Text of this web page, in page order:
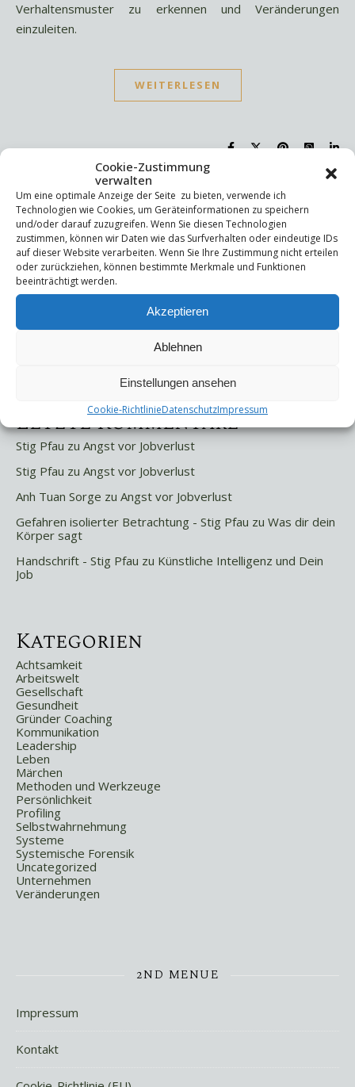
Cookie-Zustimmung
verwalten
Um eine optimale Anzeige der Seite zu bieten, verwende ich
Technologien wie Cookies, um Geräteinformationen zu speichern
und/oder darauf zuzugreifen. Wenn Sie diesen Technologien
zustimmen, können wir Daten wie das Surfverhalten oder eindeutige IDs
auf dieser Website verarbeiten. Wenn Sie Ihre Zustimmung nicht erteilen
oder zurückziehen, können bestimmte Merkmale und Funktionen
beeinträchtigt werden.
Akzeptieren
Ablehnen
Einstellungen ansehen
Cookie-RichtlinieDatenschutzImpressum
Verhaltensmuster zu erkennen und Veränderungen
einzuleiten.
WEITERLESEN
Suchen
Letzte Beiträge
Die Mentale Sicherheitsarchitektur
Wettbewerbsfähigkeit
Letzte Kommentare
Stig Pfau zu Angst vor Jobverlust
Stig Pfau zu Angst vor Jobverlust
Anh Tuan Sorge zu Angst vor Jobverlust
Gefahren isolierter Betrachtung - Stig Pfau zu Was dir dein
Körper sagt
Handschrift - Stig Pfau zu Künstliche Intelligenz und Dein
Job
Kategorien
Achtsamkeit
Arbeitswelt
Gesellschaft
Gesundheit
Gründer Coaching
Kommunikation
Leadership
Leben
Märchen
Methoden und Werkzeuge
Persönlichkeit
Profiling
Selbstwahrnehmung
Systeme
Systemische Forensik
Uncategorized
Unternehmen
Veränderungen
2ND MENUE
Impressum
Kontakt